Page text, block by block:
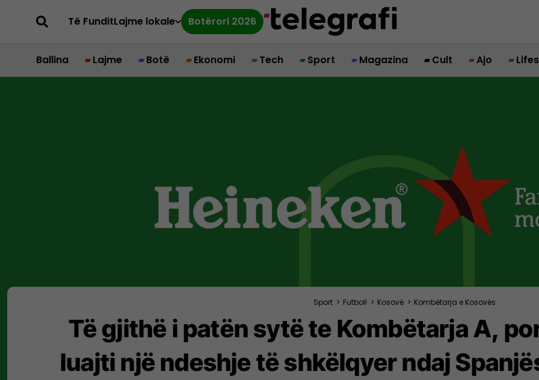
Të FunditLajme lokale Botërori 2026
Ballina Lajme Botë Ekonomi Tech Sport Magazina Cult Ajo
Sport > Futboll > Kosovë > Kombëtarja e Kosovës
Të gjithë i patën sytë te Kombëtarja A,
luajti një ndeshje të shkëlqyer ndaj